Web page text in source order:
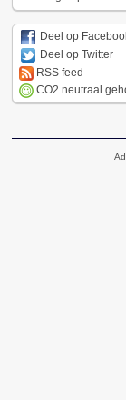
Deel op
Deel op Twitter
RSS feed
CO2 neutraal